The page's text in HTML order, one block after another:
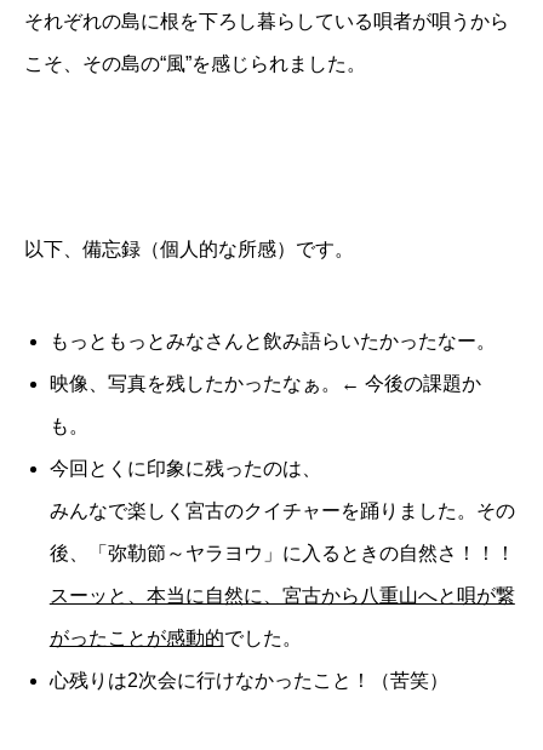
それぞれの島に根を下ろし暮らしている唄者が唄うから
こそ、その島の“風”を感じられました。
以下、備忘録（個人的な所感）です。
もっともっとみなさんと飲み語らいたかったなー。
映像、写真を残したかったなぁ。← 今後の課題か
も。
今回とくに印象に残ったのは、
みんなで楽しく宮古のクイチャーを踊りました。その
後、「弥勒節～ヤラヨウ」に入るときの自然さ！！！
スーッと、本当に自然に、宮古から八重山へと唄が繋
がったことが感動的でした。
心残りは2次会に行けなかったこと！（苦笑）